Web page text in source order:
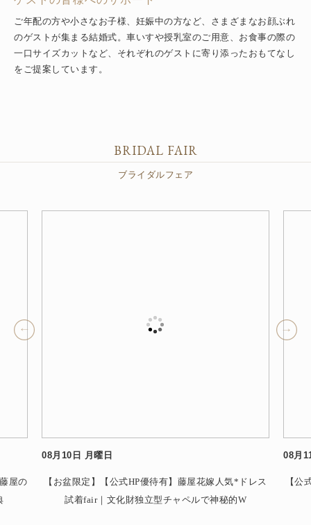
ご年配の方や小さなお子様、妊娠中の方など、さまざまなお顔ぶれ
のゲストが集まる結婚式。車いすや授乳室のご用意、お食事の際の
一口サイズカットなど、それぞれのゲストに寄り添ったおもてなし
をご提案しています。
BRIDAL FAIR
ブライダルフェア
屋の
08月10日 月曜日
【お盆限定】【公式HP優待有】藤屋花嫁人気*ドレス
試着fair｜文化財独立型チャペルで神秘的W
08月
【公